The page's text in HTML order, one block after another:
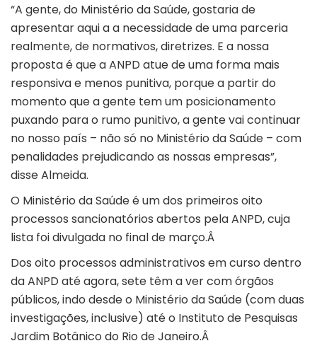
“A gente, do Ministério da Saúde, gostaria de
apresentar aqui a a necessidade de uma parceria
realmente, de normativos, diretrizes. E a nossa
proposta é que a ANPD atue de uma forma mais
responsiva e menos punitiva, porque a partir do
momento que a gente tem um posicionamento
puxando para o rumo punitivo, a gente vai continuar
no nosso país – não só no Ministério da Saúde – com
penalidades prejudicando as nossas empresas”,
disse Almeida.
O Ministério da Saúde é um dos primeiros oito
processos sancionatórios abertos pela ANPD, cuja
lista foi divulgada no final de março.Â
Dos oito processos administrativos em curso dentro
da ANPD até agora, sete têm a ver com órgãos
públicos, indo desde o Ministério da Saúde (com duas
investigações, inclusive) até o Instituto de Pesquisas
Jardim Botânico do Rio de Janeiro.Â